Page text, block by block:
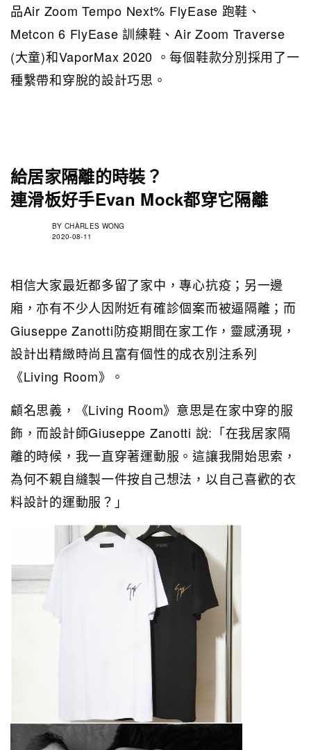
品Air Zoom Tempo Next% FlyEase 跑鞋、
Metcon 6 FlyEase 訓練鞋、Air Zoom Traverse
(大童)和VaporMax 2020 。每個鞋款分別採用了一
種繫帶和穿脫的設計巧思。
給居家隔離的時裝？
連滑板好手Evan Mock都穿它隔離
BY CHÀRLES WONG
2020-08-11
相信大家最近都多留了家中，專心抗疫；另一邊
廂，亦有不少人因附近有確診個案而被逼隔離；而
Giuseppe Zanotti防疫期間在家工作，靈感湧現，
設計出精緻時尚且富有個性的成衣別注系列
《Living Room》。
顧名思義，《Living Room》意思是在家中穿的服
飾，而設計師Giuseppe Zanotti 說:「在我居家隔
離的時候，我一直穿著運動服。這讓我開始思索，
為何不親自縫製一件按自己想法，以自己喜歡的衣
料設計的運動服？」